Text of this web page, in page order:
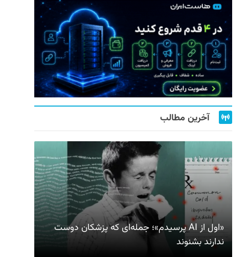
آخرین مطالب
«اول از AI پرسیدم»؛ جمله‌ای که پزشکان دوست
ندارند بشنوند